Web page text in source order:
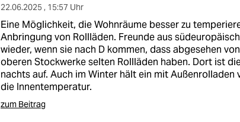
22.06.2025 , 15:57 Uhr
Eine Möglichkeit, die Wohnräume besser zu
Anbringung von Rollläden. Freunde aus
wieder, wenn sie nach D kommen, dass abgesehen
oberen Stockwerke selten Rollläden haben. Dort ist
nachts auf. Auch im Winter hält ein mit Außenrolladen
die Innentemperatur.
zum Beitrag